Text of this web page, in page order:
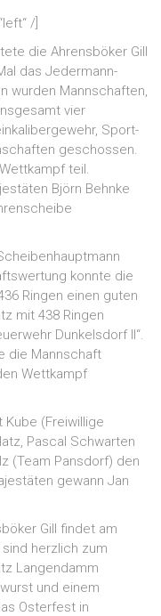
/]
die Ahrensböker Gill
das Jedermann-
wurden Mannschaften,
vier
Sport-
geschossen.
teil.
Björn Behnke
konnte die
Ringen einen guten
mit 438 Ringen
Dunkelsdorf II“.
die Mannschaft
Wettkampf
(Freiwillige
Pascal Schwarten
(Team Pansdorf) den
gewann Jan
Gill findet am
herzlich zum
Langendamm
und einem
Osterfest in